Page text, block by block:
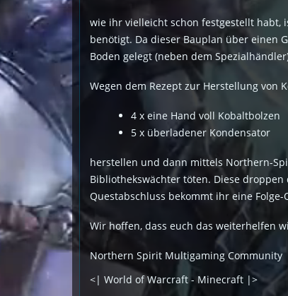
wie ihr vielleicht schon festgestellt habt,
benötigt. Da dieser Bauplan über einen
Boden gelegt (neben dem
Wegen dem Rezept zur Herstellung von
4 x eine Hand voll Kobaltbolzen
5 x überladener Kondensator
herstellen und dann mittels Northern-
Bibliothekswächter töten. Diese
Questabschluss bekommt ihr eine
Wir hoffen, dass euch das weiterhelfen
Northern Spirit Multigaming Community
<| World of Warcraft - Minecraft |>